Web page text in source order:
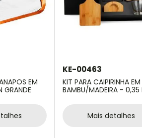
EM
GRANDE
KE-00463
KIT PARA CAIPIRINHA EM
BAMBU/MADEIRA -
Mais detalhes